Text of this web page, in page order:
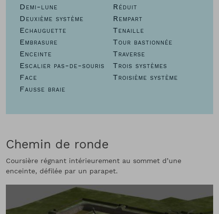
Demi-lune
Deuxième système
Echauguette
Embrasure
Enceinte
Escalier pas-de-souris
Face
Fausse braie
Réduit
Rempart
Tenaille
Tour bastionnée
Traverse
Trois systèmes
Troisième système
Chemin de ronde
Coursière régnant intérieurement au sommet d’une
enceinte, défilée par un parapet.